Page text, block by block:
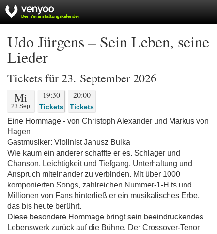
Udo Jürgens – Sein Leben, seine
Lieder
Tickets für 23. September 2026
Mi
23.Sep
19:30
Tickets
20:00
Tickets
Eine Hommage - von Christoph Alexander und Markus von
Hagen
Gastmusiker: Violinist Janusz Bulka
Wie kaum ein anderer schaffte er es, Schlager und
Chanson, Leichtigkeit und Tiefgang, Unterhaltung und
Anspruch miteinander zu verbinden. Mit über 1000
komponierten Songs, zahlreichen Nummer-1-Hits und
Millionen von Fans hinterließ er ein musikalisches Erbe,
das bis heute berührt.
Diese besondere Hommage bringt sein beeindruckendes
Lebenswerk zurück auf die Bühne. Der Crossover-Tenor